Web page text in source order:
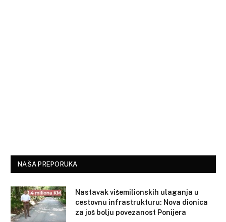
NAŠA PREPORUKA
Nastavak višemilionskih ulaganja u
cestovnu infrastrukturu: Nova dionica
za još bolju povezanost Ponijera